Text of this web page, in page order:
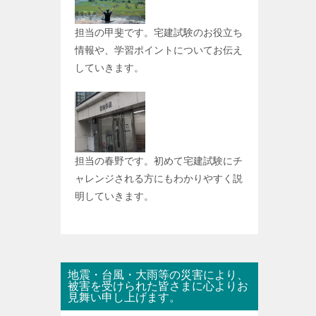
担当の甲斐です。宅建試験のお役立ち
情報や、学習ポイントについてお伝え
していきます。
担当の春野です。初めて宅建試験にチ
ャレンジされる方にもわかりやすく説
明していきます。
地震・台風・大雨等の災害により、
被害を受けられた皆さまに心よりお
見舞い申し上げます。